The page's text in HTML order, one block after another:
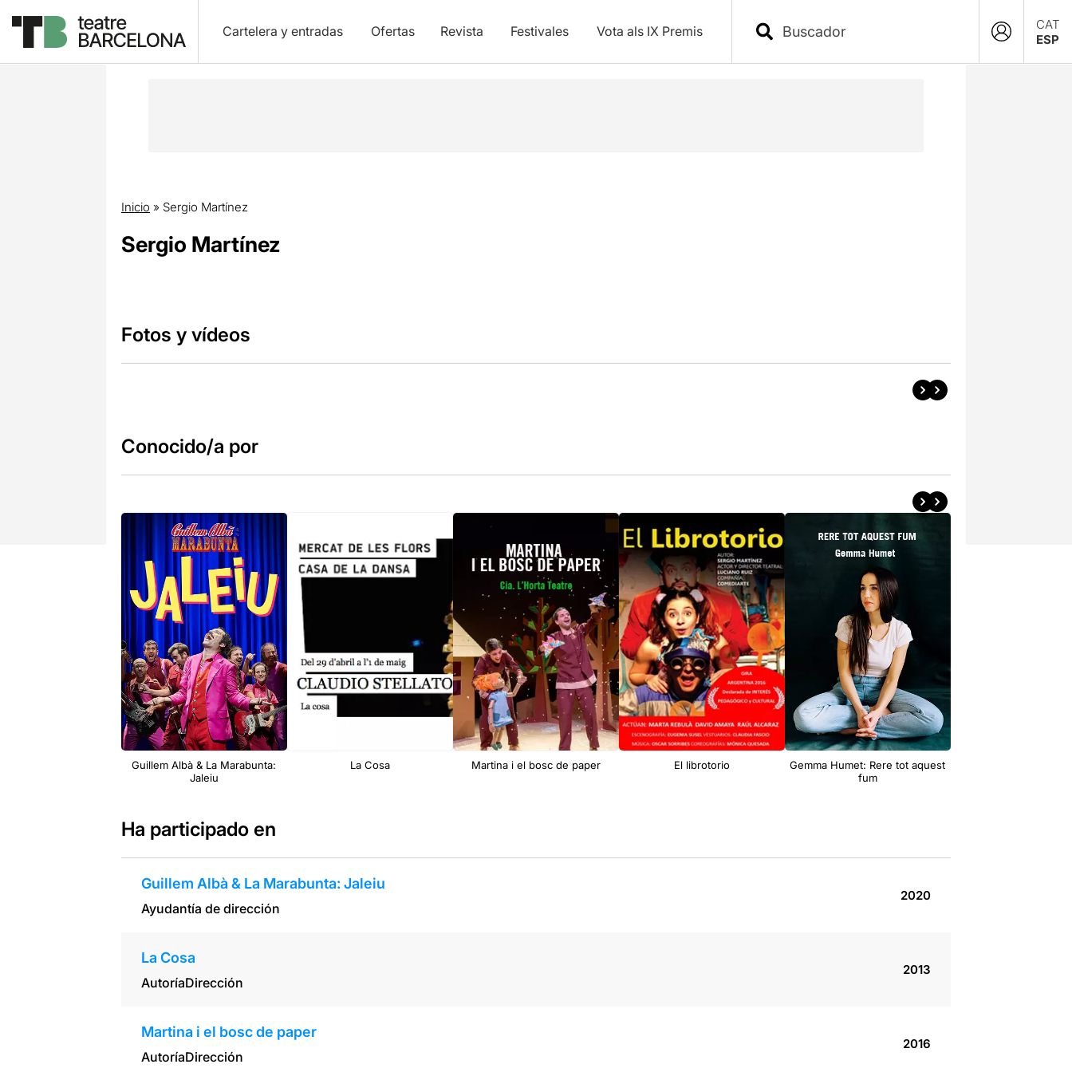
Cartelera y entradas Ofertas Revista Festivales Vota als IX Premis
CAT
ESP
Inicio » Sergio Martínez
Sergio Martínez
Fotos y vídeos
Conocido/a por
Guillem Albà & La Marabunta:
Jaleiu
La Cosa Martina i el bosc de paper El librotorio
Gemma Humet: Rere tot aquest
fum
Ha participado en
Guillem Albà & La Marabunta: Jaleiu
Ayudantía de dirección
2020
La Cosa
AutoríaDirección
2013
Martina i el bosc de paper
AutoríaDirección
2016